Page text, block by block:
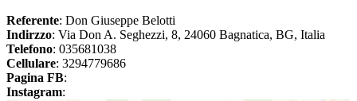
Referente: Don Giuseppe Belotti
Indirzzo: Via Don A. Seghezzi, 8, 24060 Bagnatica, BG, Italia
Telefono: 035681038
Cellulare: 3294779686
Pagina FB:
Instagram: